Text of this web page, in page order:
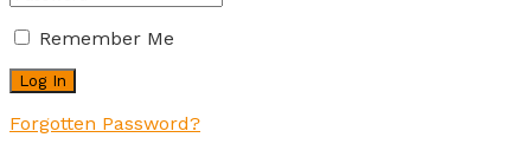
Remember Me
Forgotten Password?